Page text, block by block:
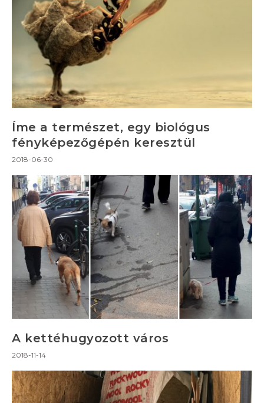
Íme a természet, egy biológus
fényképezőgépén keresztül
2018-06-30
A kettéhugyozott város
2018-11-14